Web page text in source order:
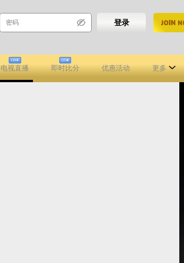
登录 注
电视直播 即时比分 优惠活动 更多